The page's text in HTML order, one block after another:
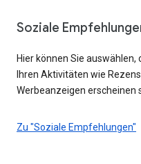
Soziale
Hier können Sie auswählen,
Ihren Aktivitäten wie
Werbeanzeigen erscheinen
Zu "Soziale Empfehlungen"